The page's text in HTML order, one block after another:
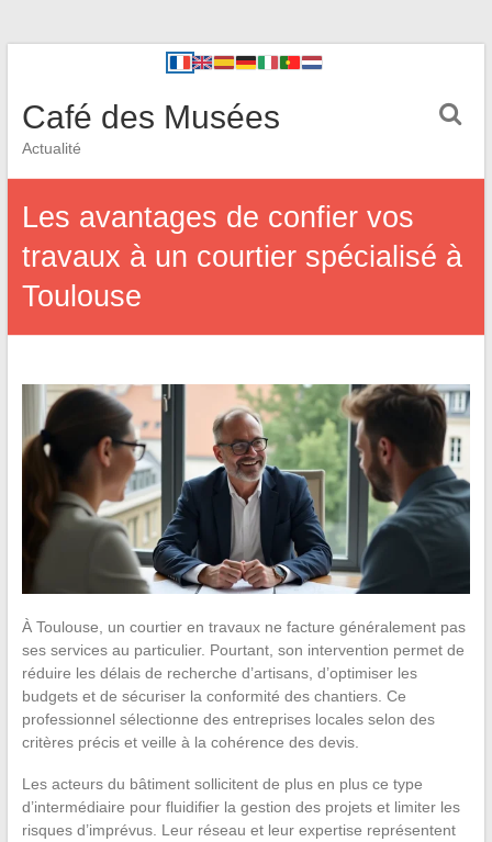
Café des Musées
Actualité
Les avantages de confier vos
travaux à un courtier spécialisé à
Toulouse
À Toulouse, un courtier en travaux ne facture généralement pas
ses services au particulier. Pourtant, son intervention permet de
réduire les délais de recherche d’artisans, d’optimiser les
budgets et de sécuriser la conformité des chantiers. Ce
professionnel sélectionne des entreprises locales selon des
critères précis et veille à la cohérence des devis.
Les acteurs du bâtiment sollicitent de plus en plus ce type
d’intermédiaire pour fluidifier la gestion des projets et limiter les
risques d’imprévus. Leur réseau et leur expertise représentent